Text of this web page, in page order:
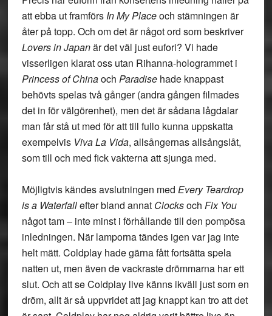
att ebba ut framförs In My Placeoch stämningen är
åter på topp. Och om det är något ord som beskriver
Lovers in Japanär det väl just eufori? Vi hade
visserligen klarat oss utan Rihanna-hologrammet i
Princess of Chinaoch Paradisehade knappast
behövts spelas två gånger (andra gången filmades
det in för välgörenhet), men det är sådana lågdalar
man får stå ut med för att till fullo kunna uppskatta
exempelvis Viva La Vida, allsångernas allsångslåt,
som till och med fick vakterna att sjunga med.
Möjligtvis kändes avslutningen med Every Teardrop
is a Waterfallefter bland annat Clocksoch Fix You
något tam – inte minst i förhållande till den pompösa
inledningen. När lamporna tändes igen var jag inte
helt mätt. Coldplay hade gärna fått fortsätta spela
natten ut, men även de vackraste drömmarna har ett
slut. Och att se Coldplay live känns ikväll just som en
dröm, allt är så uppvridet att jag knappt kan tro att det